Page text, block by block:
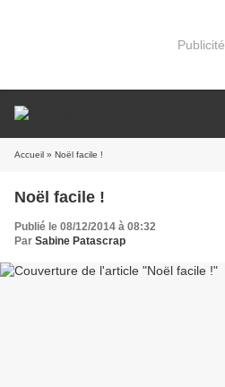
Publicité
Accueil » Noël facile !
Noël facile !
Publié le 08/12/2014 à 08:32
Par Sabine Patascrap